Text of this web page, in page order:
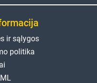
ir sąlygos
politika